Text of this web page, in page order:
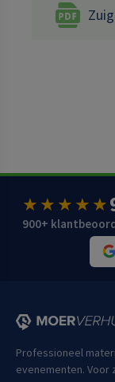
★★★★★
900+
Professioneel
evenementen. Voor